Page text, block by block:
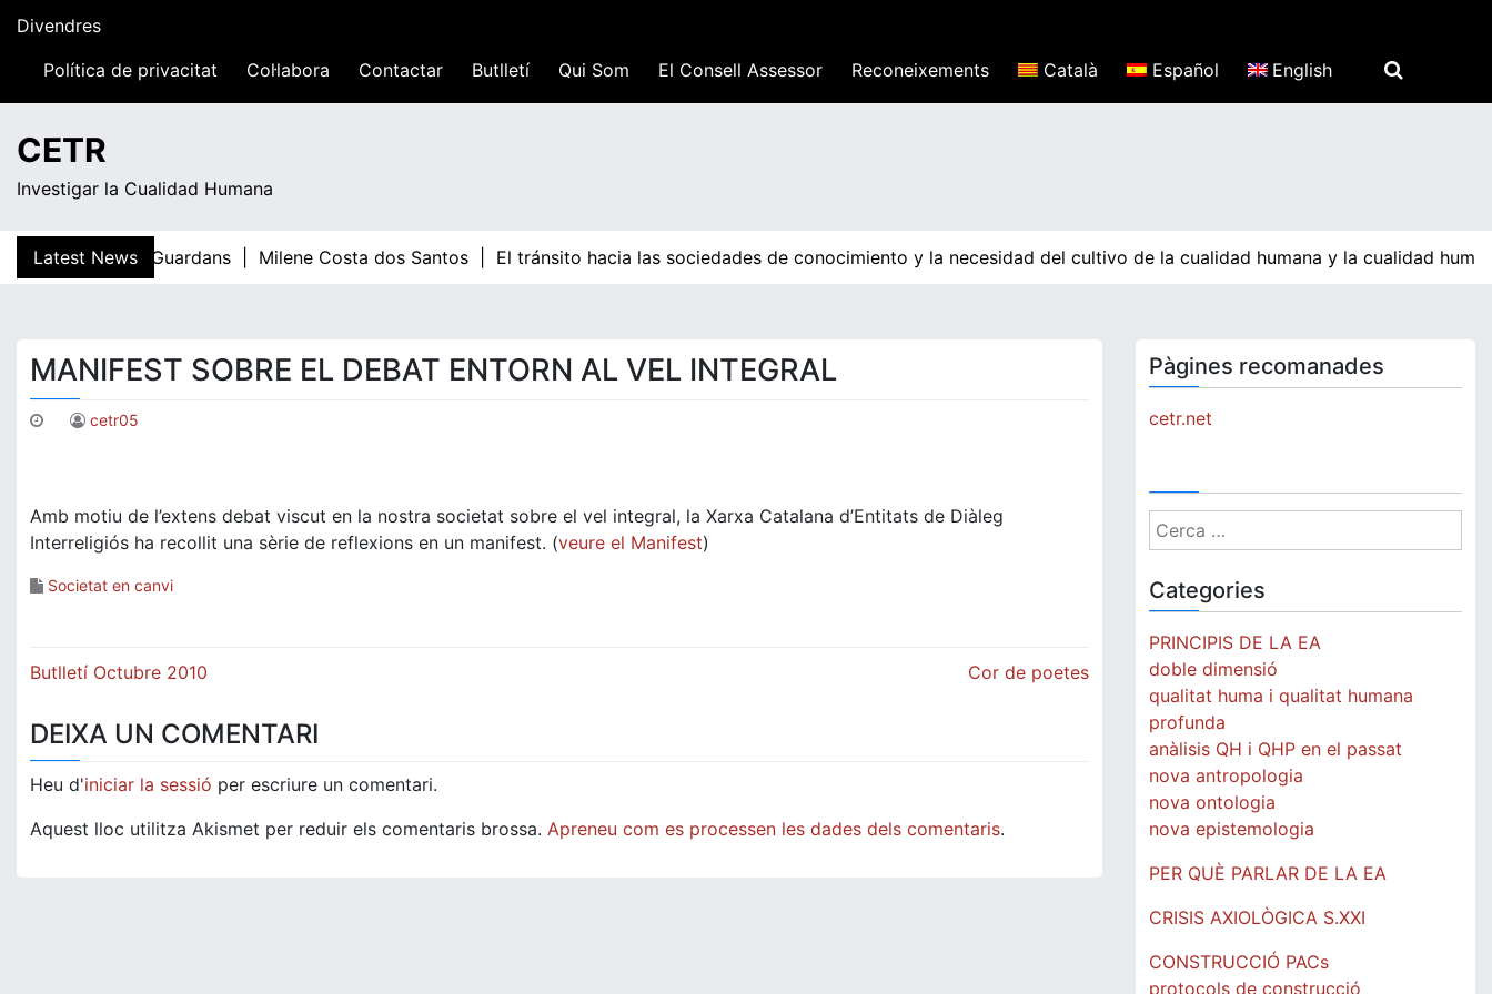
content
Divendres
21:47Política de privacitat Col·labora Contactar Butlletí Qui Som El Consell Assessor Reconeixements Català Español English
CETR
Investigar la Cualidad Humana
Latest News
Teresa Guardans | Milene Costa dos Santos | El tránsito hacia las sociedades de conocimiento y la necesidad del cultivo de la cualidad humana y la cualidad
MANIFEST SOBRE EL DEBAT ENTORN AL VEL INTEGRAL
cetr05
Amb motiu de l’extens debat viscut en la nostra societat sobre el vel integral, la Xarxa Catalana d’Entitats de Diàleg
Interreligiós ha recollit una sèrie de reflexions en un manifest. (veure el Manifest)
Societat en canvi
Navegació
Butlletí Octubre 2010 Cor de poetes
DEIXA UN COMENTARI
Heu d'iniciar la sessió per escriure un comentari.
Aquest lloc utilitza Akismet per reduir els comentaris brossa. Apreneu com es processen les dades dels comentaris.
Pàgines recomanades
cetr.net
Cerca:
Categories
PRINCIPIS DE LA EA
doble dimensió
qualitat huma i qualitat humana
profunda
anàlisis QH i QHP en el passat
nova antropologia
nova ontologia
nova epistemologia
PER QUÈ PARLAR DE LA EA
CRISIS AXIOLÒGICA S.XXI
CONSTRUCCIÓ PACs
protocols de construcció